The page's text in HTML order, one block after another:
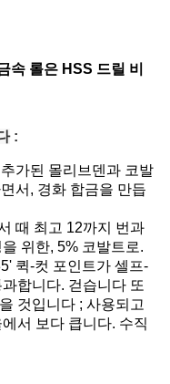
속 롤은 HSS 드릴 비
:
가된 몰리브덴과 코발
서, 경화 합금을 만듭
때 최고 12까지 번과
위한, 5% 코발트로.
퀵-컷 포인트가 셀프-
합니다. 걷습니다 또
것입니다 ; 사용되고
서 보다 큽니다. 수직